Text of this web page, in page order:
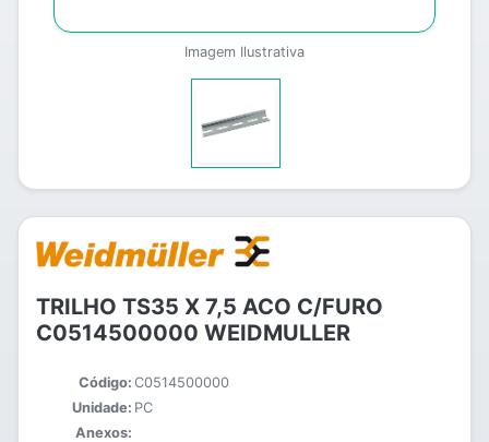
Imagem Ilustrativa
TRILHO TS35 X 7,5 ACO C/FURO
C0514500000 WEIDMULLER
Código: C0514500000
Unidade: PC
Anexos: